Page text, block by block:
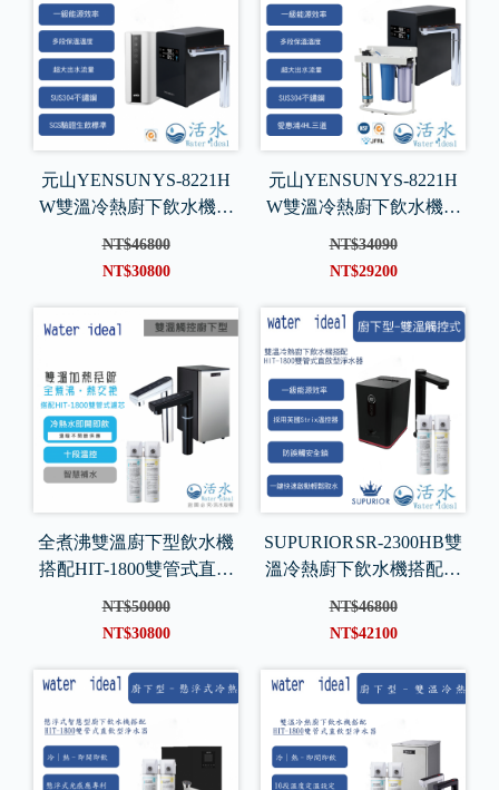
元山YENSUN YS-8221H
W雙溫冷熱廚下飲水機搭
配800G 直輸機
NT$46800
NT$30800
元山YENSUN YS-8221H
W雙溫冷熱廚下飲水機搭
配4HL三道
NT$34090
NT$29200
全煮沸雙溫廚下型飲水機
搭配HIT-1800雙管式直飲
淨水器
NT$50000
NT$30800
SUPURIOR SR-2300HB雙
溫冷熱廚下飲水機搭配HI
T-1800雙管式直飲型淨水
器
NT$46800
NT$42100